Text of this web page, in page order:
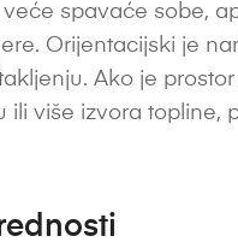
spavaće sobe,
Orijentacijski je
Ako je
ili više izvora topline,